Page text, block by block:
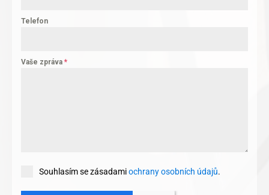
Telefon
Vaše zpráva *
Souhlasím se zásadamiochrany osobních údajů.